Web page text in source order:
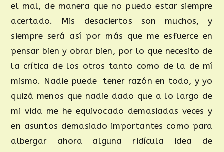
el mal, de manera que no puedo estar siempre
acertado. Mis desaciertos son muchos, y
siempre será así por más que me esfuerce en
pensar bien y obrar bien, por lo que necesito de
la crítica de los otros tanto como de la de mí
mismo. Nadie puede tener razón en todo, y yo
quizá menos que nadie dado que a lo largo de
mi vida me he equivocado demasiadas veces y
en asuntos demasiado importantes como para
albergar ahora alguna ridícula idea de